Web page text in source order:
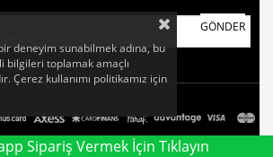
GÖNDER
Sipariş Vermek İçin Tıklayın
deneyim sunabilmek adına, bu
bilgileri toplamak amaçlı
Çerez kullanımı politikamız için